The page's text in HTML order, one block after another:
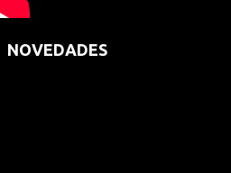
NOVEDADES